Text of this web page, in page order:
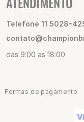
Telefone 11 5028-
das 9:00 as 18:00
Formas de pagamento